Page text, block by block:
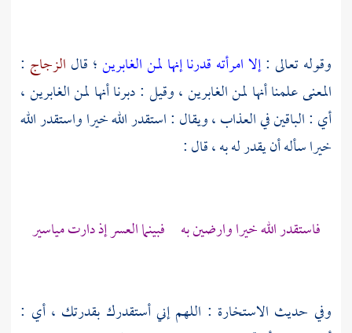
وقوله تعالى :إلا امرأته قدرنا إنها لمن الغابرين؛ قال الزجاج :
المعنى علمنا أنها لمن الغابرين ، وقيل : دبرنا أنها لمن الغابرين ،
أي : الباقين في العذاب ، ويقال : استقدر الله خيرا واستقدر الله
خيرا سأله أن يقدر له به ، قال :
فاستقدر الله خيرا وارضين به فبينما العسر إذ دارت مياسير
وفي حديث الاستخارة : اللهم إني أستقدرك بقدرتك ، أي :